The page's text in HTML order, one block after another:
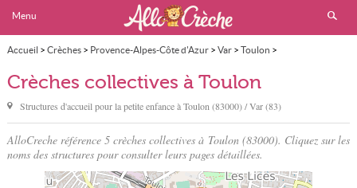
Menu
Accueil > Crèches> Provence-Alpes-Côte d'Azur> Var> Toulon >
Crèche collective
Crèches collectives à Toulon
Structures d'accueil pour la petite enfance àToulon (83000) / Var (83)
AlloCreche référence 5 crèches collectives à Toulon (83000). Cliquez sur les
noms des structures pour consulter leurs pages détaillées.